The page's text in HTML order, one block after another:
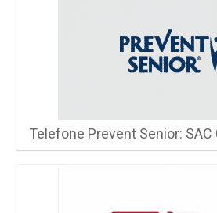
Telefone Prevent Senior: SAC